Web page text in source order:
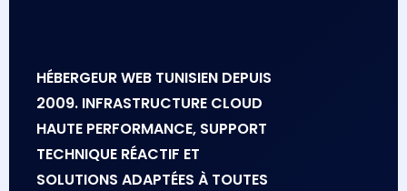
HÉBERGEUR WEB TUNISIEN DEPUIS
2009. INFRASTRUCTURE CLOUD
HAUTE PERFORMANCE, SUPPORT
TECHNIQUE RÉACTIF ET
SOLUTIONS ADAPTÉES À TOUTES